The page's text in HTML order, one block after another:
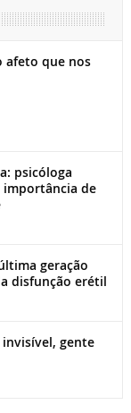
afeto que nos
psicóloga
importância de
geração
disfunção erétil
invisível, gente